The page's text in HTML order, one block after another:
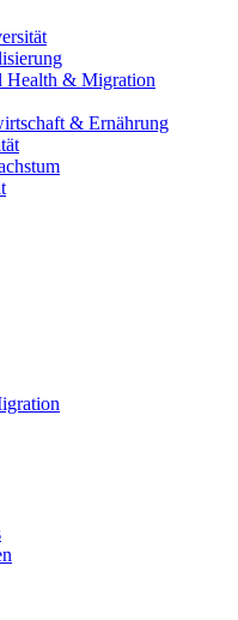
Health & Migration
& Ernährung